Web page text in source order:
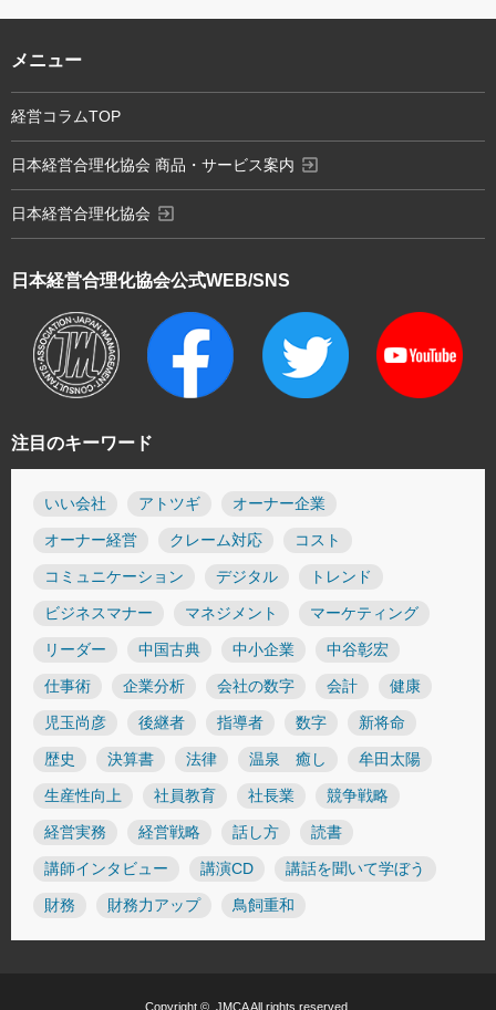
注目のキーワード
いい会社 アトツギ オーナー企業
オーナー経営 クレーム対応 コスト
コミュニケーション デジタル トレンド
ビジネスマナー マネジメント マーケティング
リーダー 中国古典 中小企業 中谷彰宏
仕事術 企業分析 会社の数字 会計 健康
児玉尚彦 後継者 指導者 数字 新将命
歴史 決算書 法律 温泉 癒し 牟田太陽
生産性向上 社員教育 社長業 競争戦略
経営実務 経営戦略 話し方 読書
講師インタビュー 講演CD 講話を聞いて学ぼう
財務 財務力アップ 鳥飼重和
日本経営合理化協会公式WEB/SNS
メニュー
経営コラムTOP
日本経営合理化協会 商品・サービス案内 exit_to_app
日本経営合理化協会 exit_to_app
Copyright © JMCAAll rights reserved.